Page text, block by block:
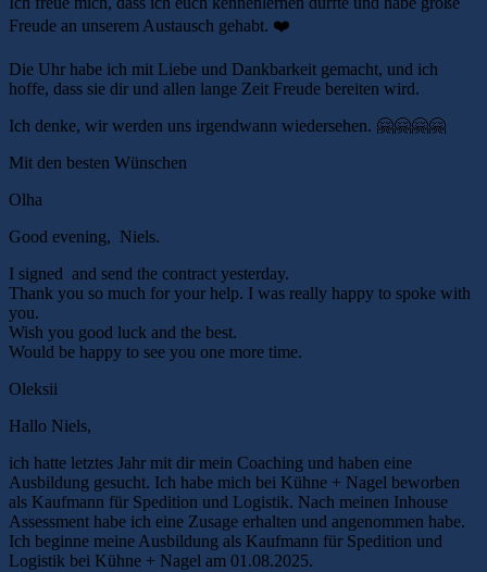
Freude an unserem Austausch gehabt. ❤️
Die Uhr habe ich mit Liebe und Dankbarkeit gemacht, und ich
hoffe, dass sie dir und allen lange Zeit Freude bereiten wird.
Ich denke, wir werden uns irgendwann wiedersehen. 🤗🤗🤗🤗
Mit den besten Wünschen
Olha
Good evening, Niels.
I signed and send the contract yesterday.
Thank you so much for your help. I was really happy to spoke with
you.
Wish you good luck and the best.
Would be happy to see you one more time.
Oleksii
Hallo Niels,
ich hatte letztes Jahr mit dir mein Coaching und haben eine
Ausbildung gesucht. Ich habe mich bei Kühne + Nagel beworben
als Kaufmann für Spedition und Logistik. Nach meinen Inhouse
Assessment habe ich eine Zusage erhalten und angenommen habe.
Ich beginne meine Ausbildung als Kaufmann für Spedition und
Logistik bei Kühne + Nagel am 01.08.2025.